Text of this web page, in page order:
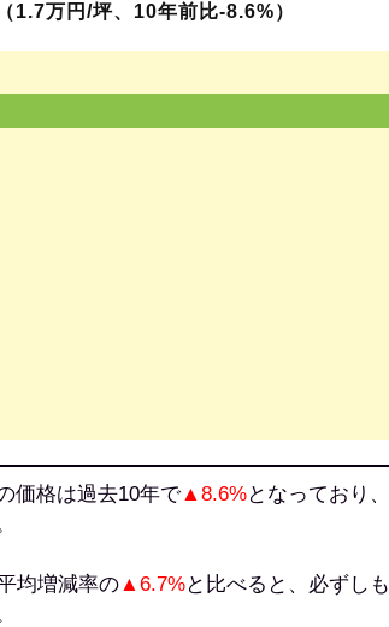
1.7万円/坪、10年前比-8.6%）
価格は過去10年で▲8.6%となっており、
均増減率の▲6.7%と比べると、必ずしも